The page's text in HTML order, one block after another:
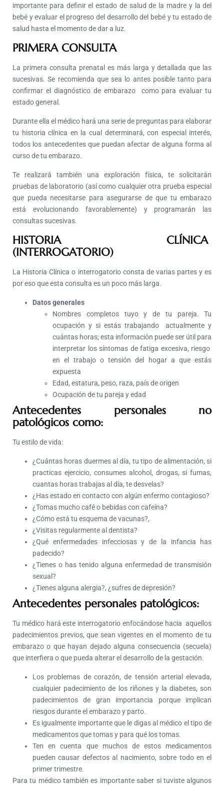
importante para definir el estado de salud de la madre y la del
bebé y evaluar el progreso del desarrollo del bebé y tu estado de
salud hasta el momento de dar a luz.
PRIMERA CONSULTA
La primera consulta prenatal es más larga y detallada que las
sucesivas. Se recomienda que sea lo antes posible tanto para
confirmar el diagnóstico de embarazo como para evaluar tu
estado general.
Durante ella el médico hará una serie de preguntas para elaborar
tu historia clínica en la cual determinará, con especial interés,
todos los antecedentes que puedan afectar de alguna forma al
curso de tu embarazo.
Te realizará también una exploración física, te solicitarán
pruebas de laboratorio (así como cualquier otra prueba especial
que pueda necesitarse para asegurarse de que tu embarazo
está evolucionando favorablemente) y programarán las
consultas sucesivas.
HISTORIA CLÍNICA
(INTERROGATORIO)
La Historia Clínica o interrogatorio consta de varias partes y es
por eso que esta consulta es un poco más larga.
Datos generales
Nombres completos tuyo y de tu pareja. Tu
ocupación y si estás trabajando actualmente y
cuántas horas; esta información puede ser útil para
interpretar los síntomas de fatiga excesiva, riesgo
en el trabajo o tensión del hogar a que estás
expuesta
Edad, estatura, peso, raza, país de origen
Ocupación de tu pareja y edad
Antecedentes personales no
patológicos como:
Tu estilo de vida:
¿Cuántas horas duermes al día, tu tipo de alimentación, si
practicas ejercicio, consumes alcohol, drogas, si fumas,
cuantas horas trabajas al día, te desvelas?
¿Has estado en contacto con algún enfermo contagioso?
¿Tomas mucho café o bebidas con cafeína?
¿Cómo está tu esquema de vacunas?,
¿Visitas regularmente al dentista?
¿Qué enfermedades infecciosas y de la infancia has
padecido?
¿Tienes o has tenido alguna enfermedad de transmisión
sexual?
¿Tienes alguna alergia?, ¿sufres de depresión?
Antecedentes personales patológicos:
Tu médico hará este interrogatorio enfocándose hacia aquellos
padecimientos previos, que sean vigentes en el momento de tu
embarazo o que hayan dejado alguna consecuencia (secuela)
que interfiera o que pueda alterar el desarrollo de la gestación.
Los problemas de corazón, de tensión arterial elevada,
cualquier padecimiento de los riñones y la diabetes, son
padecimientos de gran importancia porque implican
riesgos durante el embarazo y parto.
Es igualmente importante que le digas al médico el tipo de
medicamentos que tomas y para qué los tomas.
Ten en cuenta que muchos de estos medicamentos
pueden causar defectos al nacimiento, sobre todo en el
primer trimestre.
Para tu médico también es importante saber si tuviste algunos